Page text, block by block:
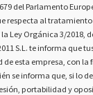
del Parlamento
respecta al
Ley Orgánica 3/2018,
S.L. te informa que
esta empresa, con la
se informa que, si lo
portabilidad y